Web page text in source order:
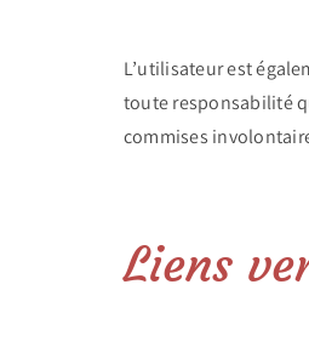
L’utilisateur est
toute responsabilité
commises
Liens